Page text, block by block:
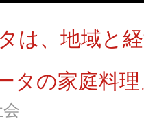
は、地域と
タの家庭料